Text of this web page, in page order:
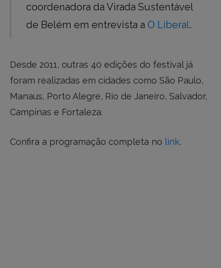
coordenadora da Virada Sustentável
de Belém em entrevista aO Liberal.
Desde 2011, outras 40 edições do festival já
foram realizadas em cidades como São Paulo,
Manaus, Porto Alegre, Rio de Janeiro, Salvador,
Campinas e Fortaleza.
Confira a programação completa no link.